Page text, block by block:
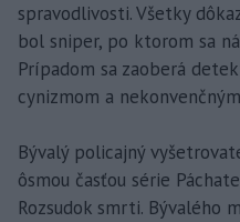
spravodlivosti. Všetky
bol sniper, po ktorom sa
Prípadom sa zaoberá
cynizmom a
Bývalý policajný
ôsmou časťou série
Rozsudok smrti. Bývalého